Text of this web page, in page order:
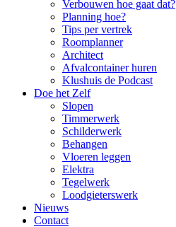
Verbouwen hoe gaat dat?
Planning hoe?
Tips per vertrek
Roomplanner
Architect
Afvalcontainer huren
Klushuis de Podcast
Doe het Zelf
Slopen
Timmerwerk
Schilderwerk
Behangen
Vloeren leggen
Elektra
Tegelwerk
Loodgieterswerk
Nieuws
Contact